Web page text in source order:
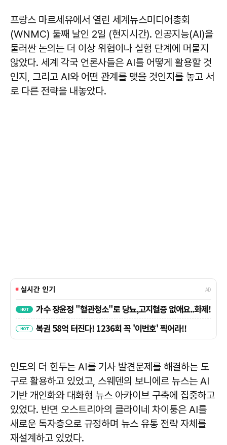
프랑스 마르세유에서 열린 세계뉴스미디어총회
(WNMC) 둘째 날인 2일 (현지시간). 인공지능(AI)을
둘러싼 논의는 더 이상 위협이나 실험 단계에 머물지
않았다. 세계 각국 언론사들은 AI를 어떻게 활용할 것
인지, 그리고 AI와 어떤 관계를 맺을 것인지를 놓고 서
로 다른 전략을 내놓았다.
인도의 더 힌두는 AI를 기사 발견문제를 해결하는 도
구로 활용하고 있었고, 스웨덴의 보니에르 뉴스는 AI
기반 개인화와 대화형 뉴스 아카이브 구축에 집중하고
있었다. 반면 오스트리아의 클라이네 차이퉁은 AI를
새로운 독자층으로 규정하며 뉴스 유통 전략 자체를
재설계하고 있었다.